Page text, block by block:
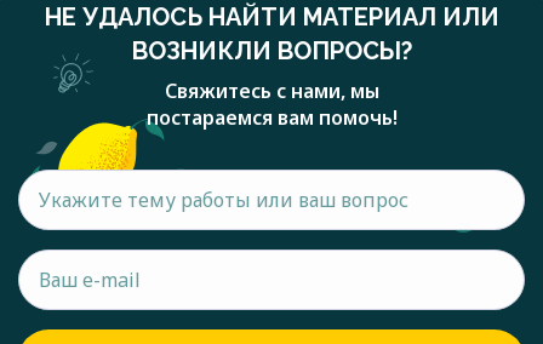
НЕ УДАЛОСЬ НАЙТИ МАТЕРИАЛ ИЛИ
ВОЗНИКЛИ ВОПРОСЫ?
Свяжитесь с нами, мы
постараемся вам помочь!